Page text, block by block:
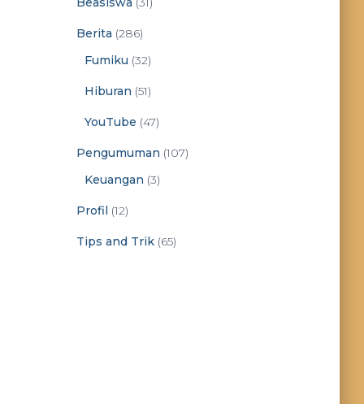
Berita (286)
Fumiku (32)
Hiburan (51)
YouTube (47)
Pengumuman (107)
Keuangan (3)
Profil (12)
Tips and Trik(65)